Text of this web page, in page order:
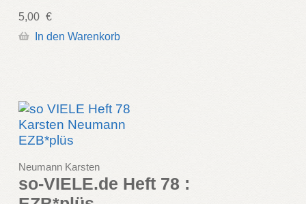
5,00 €
In den Warenkorb
Neumann Karsten
so-VIELE.de Heft 78 :